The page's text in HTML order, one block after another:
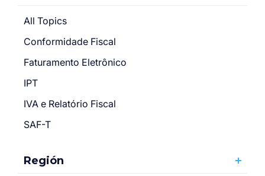
All Topics
Conformidade Fiscal
Faturamento Eletrônico
IPT
IVA e Relatório Fiscal
SAF-T
Región